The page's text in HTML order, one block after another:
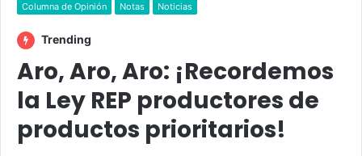
Columna de Opinión Notas Noticias
Trending
Aro, Aro, Aro: ¡Recordemos
la Ley REP productores de
productos prioritarios!